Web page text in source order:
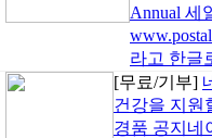
Annual 세
라고 한글
[무료/기부]
건강을 지원
경품 공지네